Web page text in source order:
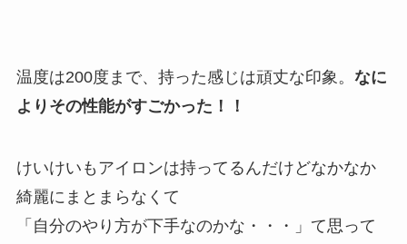
温度は200度まで、持った感じは頑丈な印象。 なに
よりその性能がすごかった！！
けいけいもアイロンは持ってるんだけどなかなか
綺麗にまとまらなくて
「自分のやり方が下手なのかな・・・」て思って